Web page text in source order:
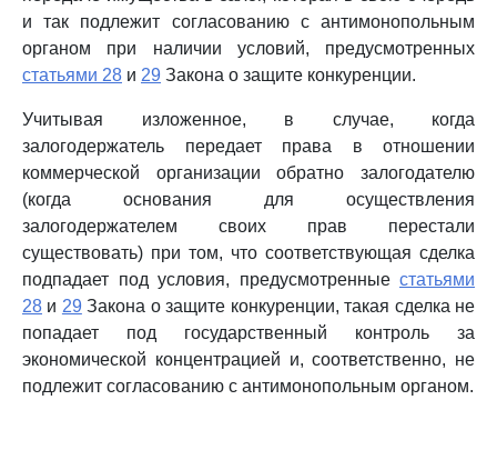
и так подлежит согласованию с антимонопольным
органом при наличии условий, предусмотренных
статьями 28 и 29 Закона о защите конкуренции.
Учитывая изложенное, в случае, когда
залогодержатель передает права в отношении
коммерческой организации обратно залогодателю
(когда основания для осуществления
залогодержателем своих прав перестали
существовать) при том, что соответствующая сделка
подпадает под условия, предусмотренные статьями
28 и 29 Закона о защите конкуренции, такая сделка не
попадает под государственный контроль за
экономической концентрацией и, соответственно, не
подлежит согласованию с антимонопольным органом.